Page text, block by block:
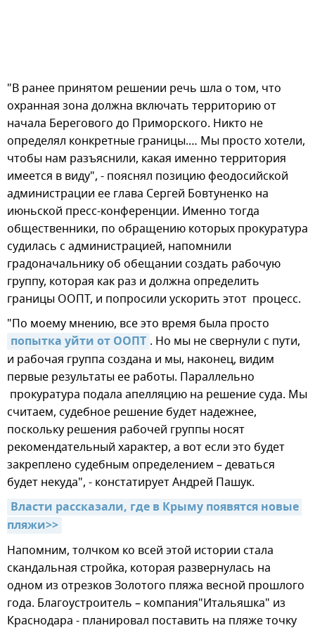
"В ранее принятом решении речь шла о том, что
охранная зона должна включать территорию от
начала Берегового до Приморского. Никто не
определял конкретные границы.… Мы просто хотели,
чтобы нам разъяснили, какая именно территория
имеется в виду", - пояснял позицию феодосийской
администрации ее глава Сергей Бовтуненко на
июньской пресс-конференции. Именно тогда
общественники, по обращению которых прокуратура
судилась с администрацией, напомнили
градоначальнику об обещании создать рабочую
группу, которая как раз и должна определить
границы ООПТ, и попросили ускорить этот процесс.
"По моему мнению, все это время была просто
попытка уйти от ООПТ . Но мы не свернули с пути,
и рабочая группа создана и мы, наконец, видим
первые результаты ее работы. Параллельно
прокуратура подала апелляцию на решение суда. Мы
считаем, судебное решение будет надежнее,
поскольку решения рабочей группы носят
рекомендательный характер, а вот если это будет
закреплено судебным определением – деваться
будет некуда", - констатирует Андрей Пашук.
Власти рассказали, где в Крыму появятся новые
пляжи>>
Напомним, толчком ко всей этой истории стала
скандальная стройка, которая развернулась на
одном из отрезков Золотого пляжа весной прошлого
года. Благоустроитель – компания"Итальяшка" из
Краснодара - планировал поставить на пляже точку